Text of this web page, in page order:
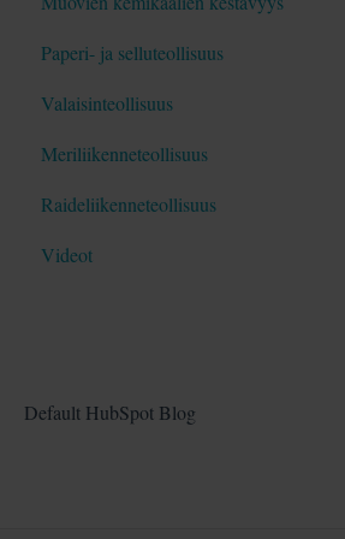
Blogit
Videot
Blogit
Opas
Blogit
Paperi- ja selluteollisuus
Opas
Blogit
Valaisinteollisuus
Opas
Blogit
Meriliikenneteollisuus
Opas
Blogit
Raideliikenneteollisuus
Opas
Videot
Default HubSpot Blog